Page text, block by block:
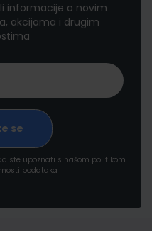
informacije o novim
akcijama i drugim
ste upoznati s našom politikom
podataka